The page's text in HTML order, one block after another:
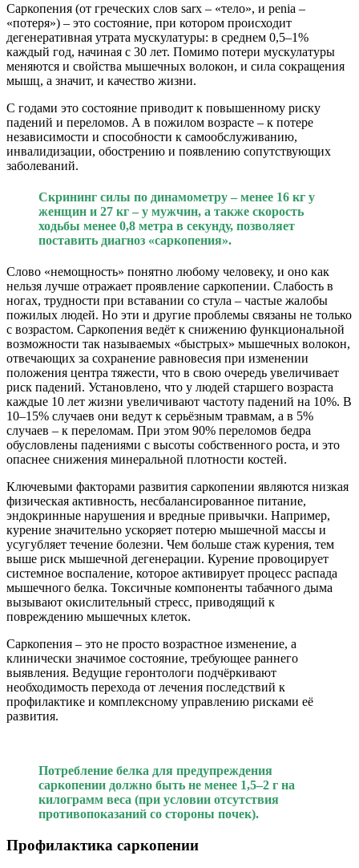
Саркопения (от греческих слов sarx – «тело», и penia –
«потеря») – это состояние, при котором происходит
дегенеративная утрата мускулатуры: в среднем 0,5–1%
каждый год, начиная с 30 лет. Помимо потери мускулатуры
меняются и свойства мышечных волокон, и сила сокращения
мышц, а значит, и качество жизни.
С годами это состояние приводит к повышенному риску
падений и переломов. А в пожилом возрасте – к потере
независимости и способности к самообслуживанию,
инвалидизации, обострению и появлению сопутствующих
заболеваний.
Скрининг силы по динамометру – менее 16 кг у
женщин и 27 кг – у мужчин, а также скорость
ходьбы менее 0,8 метра в секунду, позволяет
поставить диагноз «саркопения».
Слово «немощность» понятно любому человеку, и оно как
нельзя лучше отражает проявление саркопении. Слабость в
ногах, трудности при вставании со стула – частые жалобы
пожилых людей. Но эти и другие проблемы связаны не только
с возрастом. Саркопения ведёт к снижению функциональной
возможности так называемых «быстрых» мышечных волокон,
отвечающих за сохранение равновесия при изменении
положения центра тяжести, что в свою очередь увеличивает
риск падений. Установлено, что у людей старшего возраста
каждые 10 лет жизни увеличивают частоту падений на 10%. В
10–15% случаев они ведут к серьёзным травмам, а в 5%
случаев – к переломам. При этом 90% переломов бедра
обусловлены падениями с высоты собственного роста, и это
опаснее снижения минеральной плотности костей.
Ключевыми факторами развития саркопении являются низкая
физическая активность, несбалансированное питание,
эндокринные нарушения и вредные привычки. Например,
курение значительно ускоряет потерю мышечной массы и
усугубляет течение болезни. Чем больше стаж курения, тем
выше риск мышечной дегенерации. Курение провоцирует
системное воспаление, которое активирует процесс распада
мышечного белка. Токсичные компоненты табачного дыма
вызывают окислительный стресс, приводящий к
повреждению мышечных клеток.
Саркопения – это не просто возрастное изменение, а
клинически значимое состояние, требующее раннего
выявления. Ведущие геронтологи подчёркивают
необходимость перехода от лечения последствий к
профилактике и комплексному управлению рисками её
развития.
Потребление белка для предупреждения
саркопении должно быть не менее 1,5–2 г на
килограмм веса (при условии отсутствия
противопоказаний со стороны почек).
Профилактика саркопении